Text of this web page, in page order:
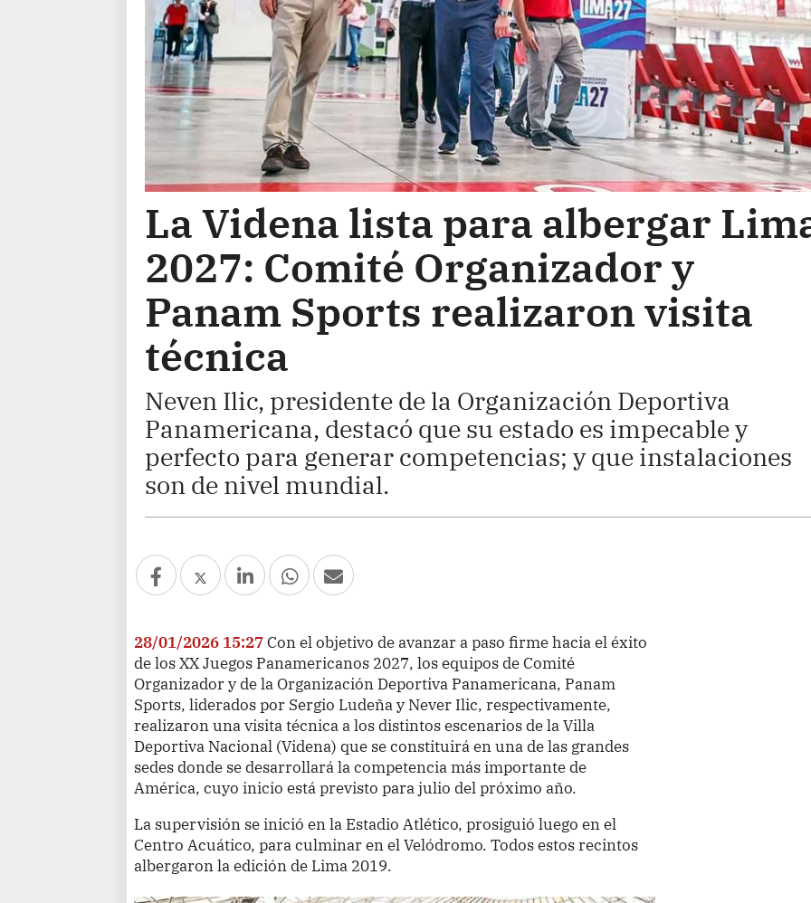
La Videna lista para albergar
2027: Comité Organizador y
Panam Sports realizaron visita
técnica
Neven Ilic, presidente de la Organización Deportiva
Panamericana, destacó que su estado es impecable y
perfecto para generar competencias; y que instalaciones
son de nivel mundial.
28/01/2026 15:27Con el objetivo de avanzar a paso firme hacia el éxito
de los XX Juegos Panamericanos 2027, los equipos de Comité
Organizador y de la Organización Deportiva Panamericana, Panam
Sports, liderados por Sergio Ludeña y Never Ilic, respectivamente,
realizaron una visita técnica a los distintos escenarios de la Villa
Deportiva Nacional (Videna) que se constituirá en una de las grandes
sedes donde se desarrollará la competencia más importante de
América, cuyo inicio está previsto para julio del próximo año.
La supervisión se inició en la Estadio Atlético, prosiguió luego en el
Centro Acuático, para culminar en el Velódromo. Todos estos recintos
albergaron la edición de Lima 2019.